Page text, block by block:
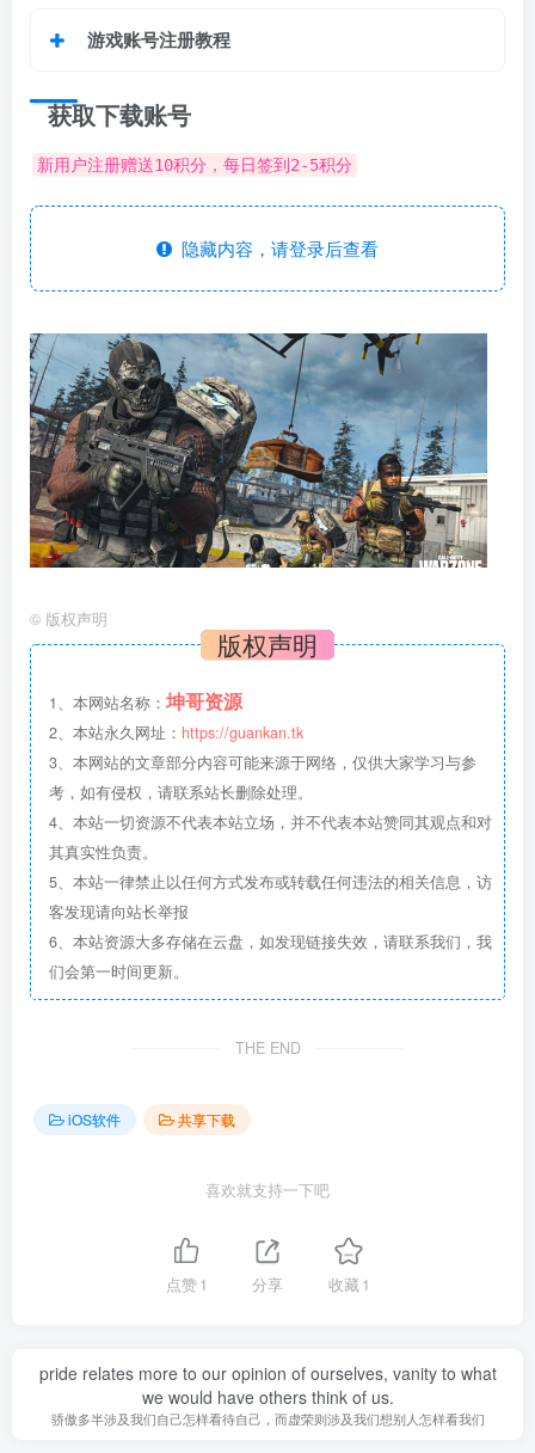
游戏账号注册教程
获取下载账号
新用户注册赠送10积分，每日签到2-5积分
隐藏内容，请登录后查看
© 版权声明
版权声明
1、本网站名称： 坤哥资源
2、本站永久网址： https://guankan.tk
3、本网站的文章部分内容可能来源于网络，仅供大家学习与参
考，如有侵权，请联系站长删除处理。
4、本站一切资源不代表本站立场，并不代表本站赞同其观点和对
其真实性负责。
5、本站一律禁止以任何方式发布或转载任何违法的相关信息，访
客发现请向站长举报
6、本站资源大多存储在云盘，如发现链接失效，请联系我们，我
们会第一时间更新。
THE END
iOS软件 共享下载
喜欢就支持一下吧
点赞1 分享 收藏1
pride relates more to our opinion of ourselves, vanity to what
we would have others think of us.
骄傲多半涉及我们自己怎样看待自己，而虚荣则涉及我们想别人怎样看我们